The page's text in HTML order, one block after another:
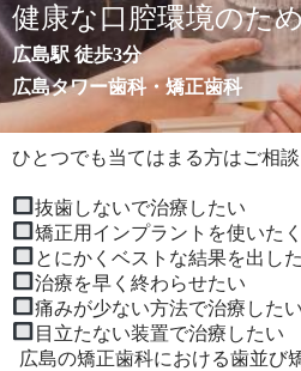
健康な口腔環境のた
広島駅 徒歩3分
広島タワー歯科・矯正歯科
ひとつでも当てはまる方はご相
抜歯しないで治療したい
矯正用インプラントを使いた
とにかくベストな結果を出し
治療を早く終わらせたい
痛みが少ない方法で治療したい
目立たない装置で治療したい
広島の矯正歯科における歯並び